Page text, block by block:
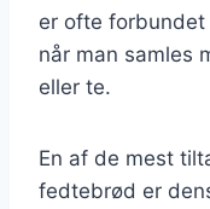
er ofte forbundet
når man samles
eller te.
En af de mest
fedtebrød er